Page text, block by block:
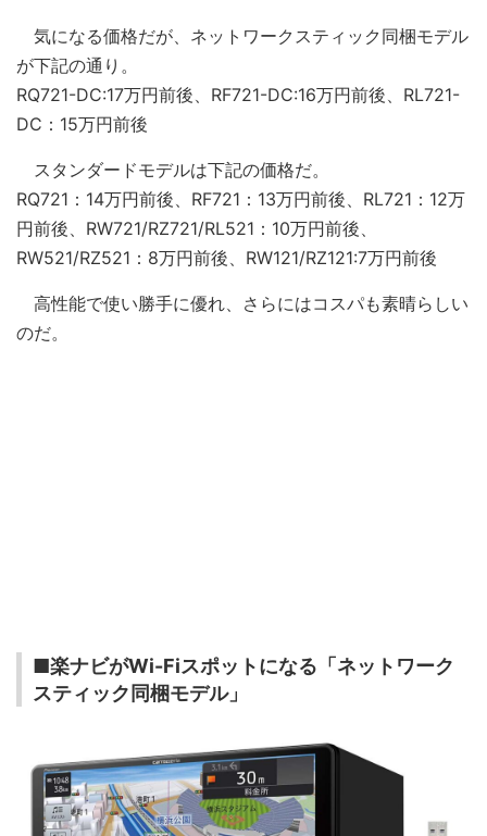
気になる価格だが、ネットワークスティック同梱モデル
が下記の通り。
RQ721-DC:17万円前後、RF721-DC:16万円前後、RL721-
DC：15万円前後
スタンダードモデルは下記の価格だ。
RQ721：14万円前後、RF721：13万円前後、RL721：12万
円前後、RW721/RZ721/RL521：10万円前後、
RW521/RZ521：8万円前後、RW121/RZ121:7万円前後
高性能で使い勝手に優れ、さらにはコスパも素晴らしい
のだ。
■楽ナビがWi-Fiスポットになる「ネットワーク
スティック同梱モデル」